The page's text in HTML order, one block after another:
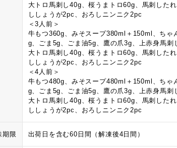
大トロ馬刺し40g、桜うまトロ60g、馬刺した
ししょうが2pc、おろしニンニク2pc
＜3人前＞
牛もつ360g、みそスープ380ml＋150ml、ちゃ
g、ごま5g、ごま油5g、鷹の爪3g、上赤身馬刺
大トロ馬刺し40g、桜うまトロ60g、馬刺した
ししょうが2pc、おろしニンニク2pc
＜4人前＞
牛もつ480g、みそスープ480ml＋150ml、ちゃ
g、ごま5g、ごま油5g、鷹の爪3g、上赤身馬刺
大トロ馬刺し40g、桜うまトロ60g、馬刺した
ししょうが2pc、おろしニンニク2pc
期限 出荷日を含む60日間（解凍後4日間）